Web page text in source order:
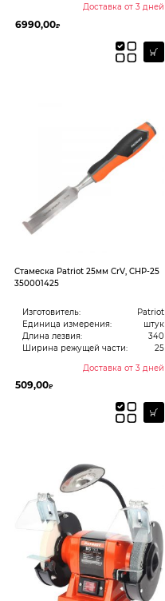
Доставка от 3 дней
6990,00₽
Стамеска Patriot 25мм CrV, CHP-25
350001425
Изготовитель:
Patriot
Единица измерения:
штук
Длина лезвия:
340
Ширина режущей части:
25
Доставка от 3 дней
509,00₽